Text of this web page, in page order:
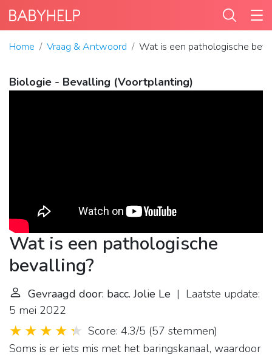
Home Vraag & Antwoord Wat is een pathologische
Biologie - Bevalling (Voortplanting)
Wat is een pathologische
bevalling?
Gevraagd door: bacc. Jolie Le | Laatste update:
5 mei 2022
Score: 4.3/5 (57 stemmen)
Soms is er iets mis met het baringskanaal, waardoor